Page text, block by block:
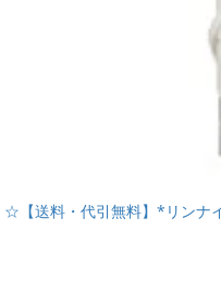
☆【送料・代引無料】*リンナ